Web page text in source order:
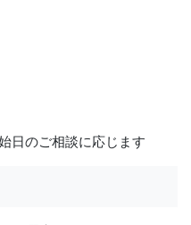
日のご相談に応じます